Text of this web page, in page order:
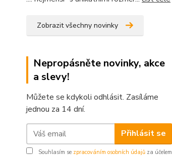
Zobrazit všechny novinky
Nepropásněte novinky, akce
a slevy!
Můžete se kdykoli odhlásit. Zasíláme
jednou za 14 dní.
Přihlásit se
Souhlasím se zpracováním osobních údajů za účelem